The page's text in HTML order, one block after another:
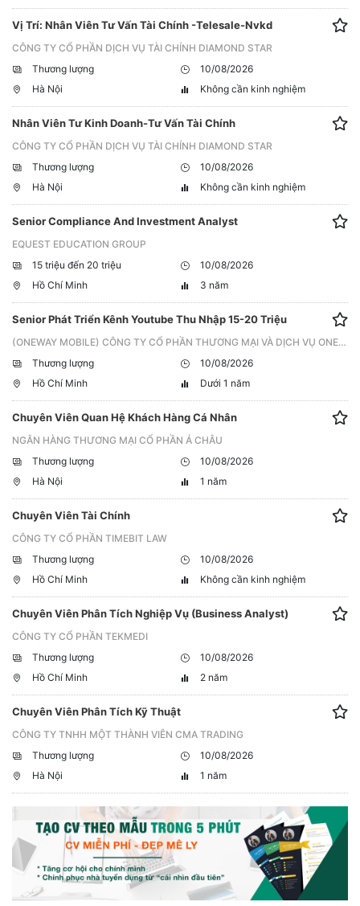
Vị Trí: Nhân Viên Tư Vấn Tài Chính -Telesale-Nvkd
CÔNG TY CỔ PHẦN DỊCH VỤ TÀI CHÍNH DIAMOND STAR
Thương lượng
10/08/2026
Hà Nội
Không cần kinh nghiệm
Nhân Viên Tư Kinh Doanh-Tư Vấn Tài Chính
CÔNG TY CỔ PHẦN DỊCH VỤ TÀI CHÍNH DIAMOND STAR
Thương lượng
10/08/2026
Hà Nội
Không cần kinh nghiệm
Senior Compliance And Investment Analyst
EQUEST EDUCATION GROUP
15 triệu đến 20 triệu
10/08/2026
Hồ Chí Minh
3 năm
Senior Phát Triển Kênh Youtube Thu Nhập 15-20 Triệu
(ONEWAY MOBILE) CÔNG TY CỔ PHẦN THƯƠNG MẠI VÀ DỊCH VỤ ONEWAY VIỆT NAM
Thương lượng
10/08/2026
Hồ Chí Minh
Dưới 1 năm
Chuyên Viên Quan Hệ Khách Hàng Cá Nhân
NGÂN HÀNG THƯƠNG MẠI CỔ PHẦN Á CHÂU
Thương lượng
10/08/2026
Hà Nội
1 năm
Chuyên Viên Tài Chính
CÔNG TY CỔ PHẦN TIMEBIT LAW
Thương lượng
10/08/2026
Hồ Chí Minh
Không cần kinh nghiệm
Chuyên Viên Phân Tích Nghiệp Vụ (Business Analyst)
CÔNG TY CỔ PHẦN TEKMEDI
Thương lượng
10/08/2026
Hồ Chí Minh
2 năm
Chuyên Viên Phân Tích Kỹ Thuật
CÔNG TY TNHH MỘT THÀNH VIÊN CMA TRADING
Thương lượng
10/08/2026
Hà Nội
1 năm